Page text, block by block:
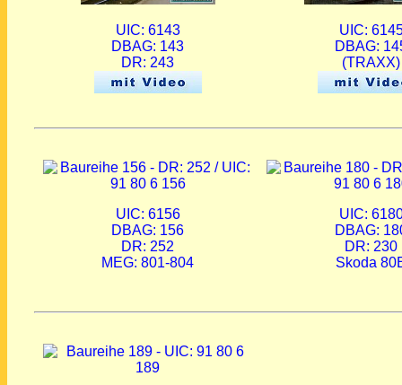
UIC: 6143
DBAG: 143
DR: 243
UIC:
DBAG:
(TRAXX)
UIC: 6156
DBAG: 156
DR: 252
MEG: 801-804
UIC:
DBAG:
DR: 230
Skoda